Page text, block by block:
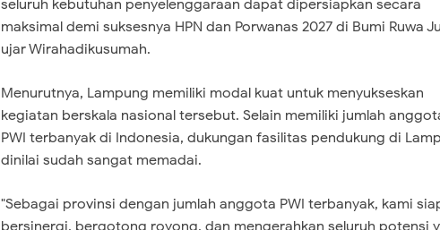
seluruh kebutuhan penyelenggaraan dapat dipersiapkan secara
maksimal demi suksesnya HPN dan Porwanas 2027 di Bumi Ruwa
ujar Wirahadikusumah.
​Menurutnya, Lampung memiliki modal kuat untuk menyukseskan
kegiatan berskala nasional tersebut. Selain memiliki jumlah
PWI terbanyak di Indonesia, dukungan fasilitas pendukung di
dinilai sudah sangat memadai.
​"Sebagai provinsi dengan jumlah anggota PWI terbanyak, kami